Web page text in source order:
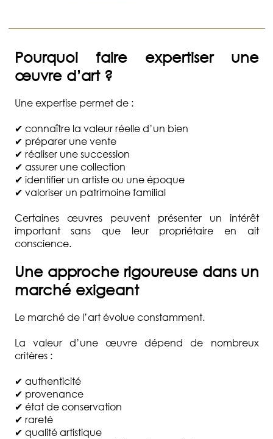
Pourquoi faire expertiser une
œuvre d’art ?
Une expertise permet de :
✔ connaître la valeur réelle d’un bien
✔ préparer une vente
✔ réaliser une succession
✔ assurer une collection
✔ identifier un artiste ou une époque
✔ valoriser un patrimoine familial
Certaines œuvres peuvent présenter un intérêt
important sans que leur propriétaire en ait
conscience.
Une approche rigoureuse dans un
marché exigeant
Le marché de l’art évolue constamment.
La valeur d’une œuvre dépend de nombreux
critères :
✔ authenticité
✔ provenance
✔ état de conservation
✔ rareté
✔ qualité artistique